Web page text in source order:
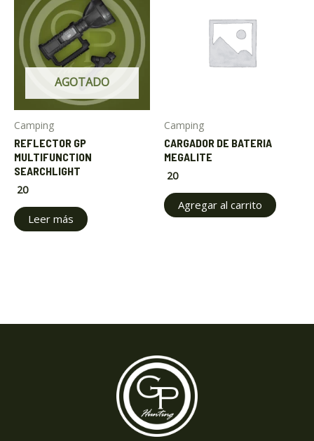
AGOTADO
Camping
REFLECTOR GP
MULTIFUNCTION
SEARCHLIGHT
20
Leer más
Camping
CARGADOR DE BATERIA
MEGALITE
20
Agregar al carrito